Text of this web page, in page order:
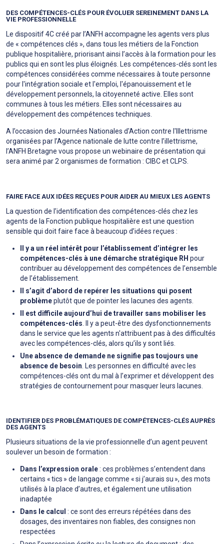
DES COMPÉTENCES-CLÉS POUR ÉVOLUER SEREINEMENT DANS LA
VIE PROFESSIONNELLE
Le dispositif 4C créé par l’ANFH accompagne les agents vers plus
de « compétences clés », dans tous les métiers de la Fonction
publique hospitalière, priorisant ainsi l’accès à la formation pour les
publics qui en sont les plus éloignés. Les compétences-clés sont les
compétences considérées comme nécessaires à toute personne
pour l'intégration sociale et l'emploi, l'épanouissement et le
développement personnels, la citoyenneté active. Elles sont
communes à tous les métiers. Elles sont nécessaires au
développement des compétences techniques.
A l’occasion des Journées Nationales d'Action contre l'Illettrisme
organisées par l’Agence nationale de lutte contre l’illettrisme,
l’ANFH Bretagne vous propose un webinaire de présentation qui
sera animé par 2 organismes de formation : CIBC et CLPS.
FAIRE FACE AUX IDÉES REÇUES POUR AIDER AU MIEUX LES AGENTS
La question de l’identification des compétences-clés chez les
agents de la Fonction publique hospitalière est une question
sensible qui doit faire face à beaucoup d’idées reçues :
Il y a un réel intérêt pour l’établissement d’intégrer les
compétences-clés à une démarche stratégique RH pour
contribuer au développement des compétences de l’ensemble
de l’établissement.
Il s’agit d’abord de repérer les situations qui posent
problèmeplutôt que de pointer les lacunes des agents.
Il est difficile aujourd’hui de travailler sans mobiliser les
compétences-clés . Il y a peut-être des dysfonctionnements
dans le service que les agents n'attribuent pas à des difficultés
avec les compétences-clés, alors qu’ils y sont liés.
Une absence de demande ne signifie pas toujours une
absence de besoin . Les personnes en difficulté avec les
compétences-clés ont du mal à l’exprimer et développent des
stratégies de contournement pour masquer leurs lacunes.
IDENTIFIER DES PROBLÉMATIQUES DE COMPÉTENCES-CLÉS AUPRÈS
DES AGENTS
Plusieurs situations de la vie professionnelle d’un agent peuvent
soulever un besoin de formation :
Dans l’expression orale: ces problèmes s’entendent dans
certains « tics » de langage comme « si j’aurais su », des mots
utilisés à la place d’autres, et également une utilisation
inadaptée
Dans le calcul : ce sont des erreurs répétées dans des
dosages, des inventaires non fiables, des consignes non
respectées